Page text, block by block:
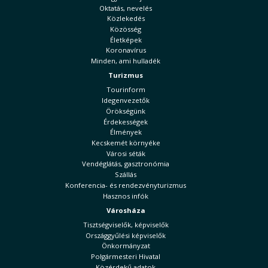
Oktatás, nevelés
Közlekedés
Közösség
Életképek
Koronavírus
Minden, ami hulladék
Turizmus
Tourinform
Idegenvezetők
Örökségünk
Érdekességek
Élmények
Kecskemét környéke
Városi séták
Vendéglátás, gasztronómia
Szállás
Konferencia- és rendezvényturizmus
Hasznos infók
Városháza
Tisztségviselők, képviselők
Országgyűlési képviselők
Önkormányzat
Polgármesteri Hivatal